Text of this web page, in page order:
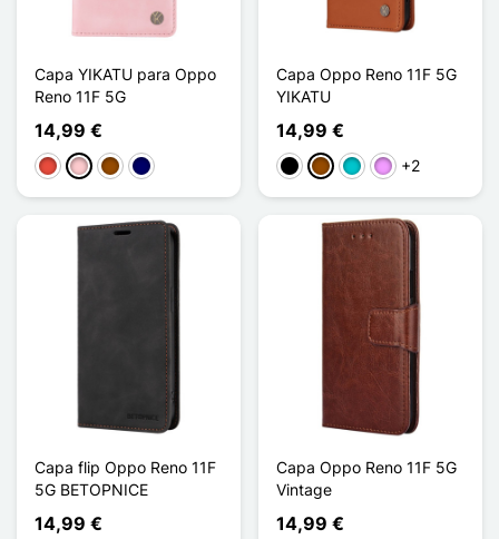
Capa YIKATU para Oppo
Reno 11F 5G
14,99 €
Vermelho
RosaCastanhoAzul marinho
Capa Oppo Reno 11F 5G
YIKATU
14,99 €
PretoCastanho
TurquesaVioleta ligeira
+2
Capa flip Oppo Reno 11F
5G BETOPNICE
14,99 €
Capa Oppo Reno 11F 5G
Vintage
14,99 €